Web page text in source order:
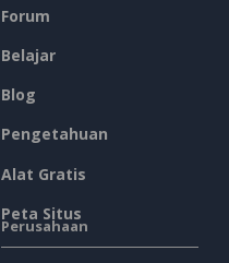
Forum
Belajar
Blog
Pengetahuan
Alat Gratis
Peta Situs
Perusahaan